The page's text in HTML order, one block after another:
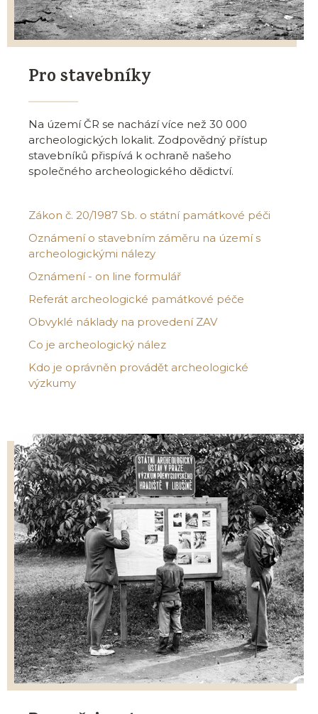
Pro stavebníky
Na území ČR se nachází více než 30 000
archeologických lokalit. Zodpovědný přístup
stavebníků přispívá k ochraně našeho
společného archeologického dědictví.
Zákon č. 20/1987 Sb. o státní památkové péči
Oznámení o stavebním záměru na území s
archeologickými nálezy
Oznámení - on line formulář
Referát archeologické památkové péče
Obvyklé náklady na provedení ZAV
Co je archeologický nález
Kdo je oprávněn provádět archeologické
výzkumy